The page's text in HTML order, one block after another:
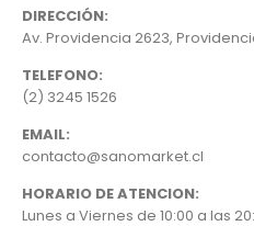
DIRECCIÓN:
Av. Providencia 2623,
TELEFONO:
(2) 3245 1526
EMAIL:
contacto@sanomarket.cl
HORARIO DE ATENCION:
Lunes a Viernes de 10:00 a las